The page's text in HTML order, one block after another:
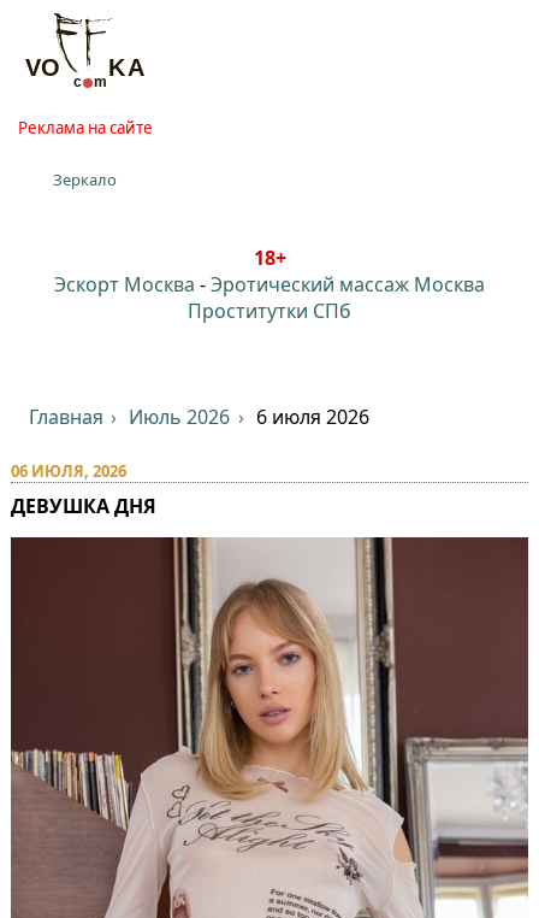
Реклама на сайте
Зеркало
18+
Эскорт Москва -Эротический массаж Москва
Проститутки СПб
Главная Июль 2026 6 июля 2026
06 ИЮЛЯ, 2026
ДЕВУШКА ДНЯ